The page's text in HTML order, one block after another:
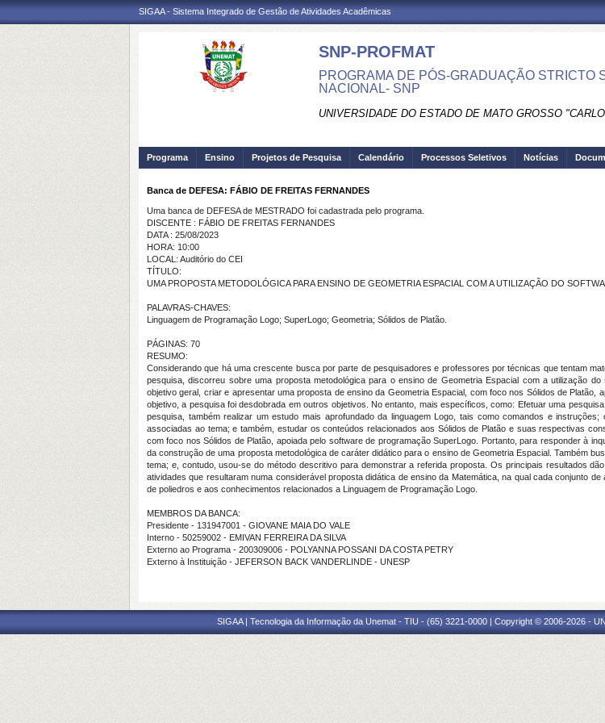
SIGAA - Sistema Integrado de Gestão de Atividades Acadêmicas
SNP-PROFMAT
PROGRAMA DE PÓS-GRADUAÇÃO STRICTO
NACIONAL- SNP
UNIVERSIDADE DO ESTADO DE MATO GROSSO
Programa Ensino Projetos de Pesquisa Calendário Processos Seletivos Notícias
Banca de DEFESA: FÁBIO DE FREITAS FERNANDES
Uma banca de DEFESA de MESTRADO foi cadastrada pelo programa.
DISCENTE : FÁBIO DE FREITAS FERNANDES
DATA : 25/08/2023
HORA: 10:00
LOCAL: Auditório do CEI
TÍTULO:
UMA PROPOSTA METODOLÓGICA PARA ENSINO DE GEOMETRIA ESPACIAL COM A UTILIZAÇÃO DO
PALAVRAS-CHAVES:
Linguagem de Programação Logo; SuperLogo; Geometria; Sólidos de Platão.
PÁGINAS: 70
RESUMO:
Considerando que há uma crescente busca por parte de pesquisadores e professores por técnicas que tentam
pesquisa, discorreu sobre uma proposta metodológica para o ensino de Geometria Espacial com a utilização
objetivo geral, criar e apresentar uma proposta de ensino da Geometria Espacial, com foco nos Sólidos de
objetivo, a pesquisa foi desdobrada em outros objetivos. No entanto, mais específicos, como: Efetuar uma
pesquisa, também realizar um estudo mais aprofundado da linguagem Logo, tais como comandos e
associadas ao tema; e também, estudar os conteúdos relacionados aos Sólidos de Platão e suas respectivas
com foco nos Sólidos de Platão, apoiada pelo software de programação SuperLogo. Portanto, para responder à
da construção de uma proposta metodológica de caráter didático para o ensino de Geometria Espacial. Também
tema; e, contudo, usou-se do método descritivo para demonstrar a referida proposta. Os principais resultados
atividades que resultaram numa considerável proposta didática de ensino da Matemática, na qual cada conjunto
de poliedros e aos conhecimentos relacionados a Linguagem de Programação Logo.
MEMBROS DA BANCA:
Presidente - 131947001 - GIOVANE MAIA DO VALE
Interno - 50259002 - EMIVAN FERREIRA DA SILVA
Externo ao Programa - 200309006 - POLYANNA POSSANI DA COSTA PETRY
Externo à Instituição - JEFERSON BACK VANDERLINDE - UNESP
SIGAA | Tecnologia da Informação da Unemat - TIU - (65) 3221-0000 | Copyright © 2006-2026 -